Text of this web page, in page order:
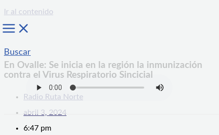
Ir al contenido
Buscar
En Ovalle: Se inicia en la región la inmunización
contra el Virus Respiratorio Sincicial
Radio Ruta Norte
abril 3, 2024
6:47 pm